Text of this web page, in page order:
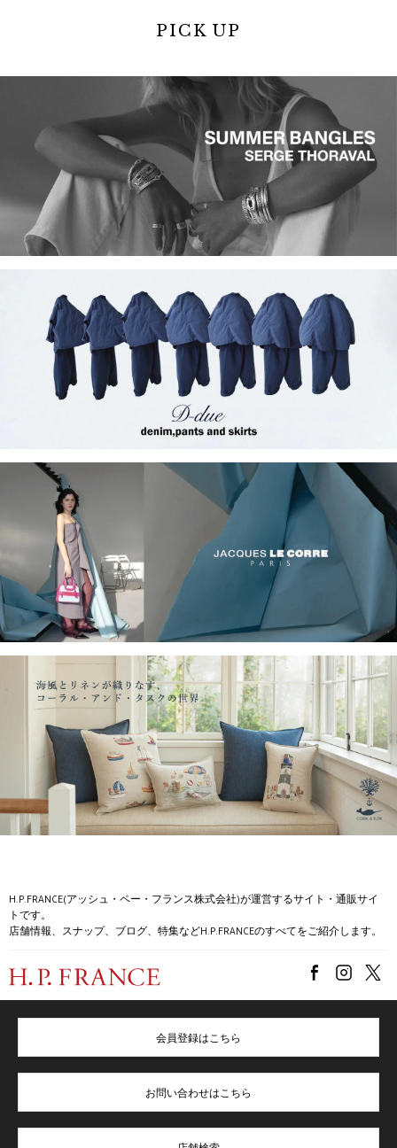
PICK UP
H.P.FRANCE(アッシュ・ペー・フランス株式会社)が運営するサイト・通販サイ
トです。
店舗情報、スナップ、ブログ、特集などH.P.FRANCEのすべてをご紹介します。
会員登録はこちら
お問い合わせはこちら